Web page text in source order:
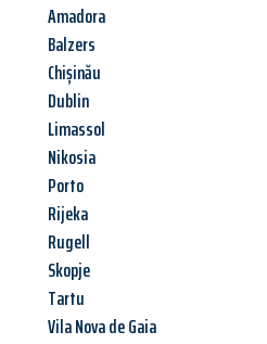
Amadora
Balzers
Chișinău
Dublin
Limassol
Nikosia
Porto
Rijeka
Rugell
Skopje
Tartu
Vila Nova de Gaia